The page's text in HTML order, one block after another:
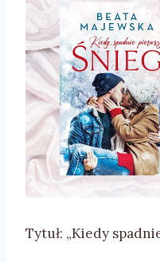
Tytuł: „Kiedy